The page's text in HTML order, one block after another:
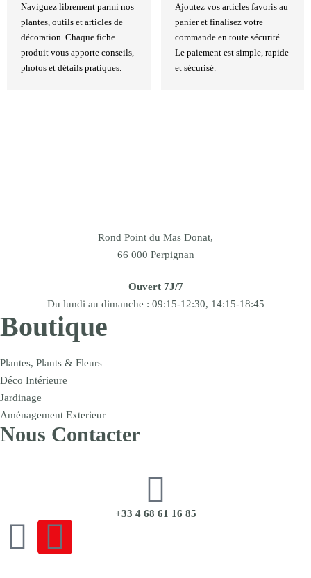
Naviguez librement parmi nos
plantes, outils et articles de
décoration. Chaque fiche
produit vous apporte conseils,
photos et détails pratiques.
Ajoutez vos articles favoris au
panier et finalisez votre
commande en toute sécurité.
Le paiement est simple, rapide
et sécurisé.
Rond Point du Mas Donat,
66 000 Perpignan
Ouvert 7J/7
Du lundi au dimanche : 09:15-12:30, 14:15-18:45
Boutique
Plantes, Plants & Fleurs
Déco Intérieure
Jardinage
Aménagement Exterieur
Nous Contacter
+33 4 68 61 16 85